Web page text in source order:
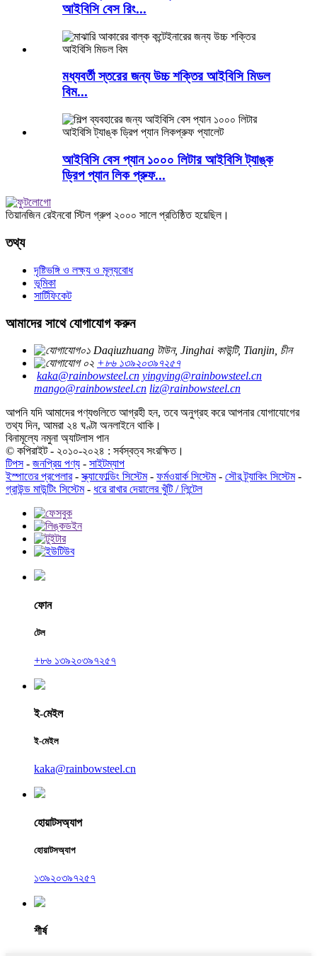
আইবিসি বেস রিং...
মধ্যবর্তী স্তরের জন্য উচ্চ শক্তির আইবিসি মিডল
বিম...
আইবিসি বেস প্যান ১০০০ লিটার আইবিসি ট্যাঙ্ক
ড্রিপ প্যান লিক প্রুফ...
তিয়ানজিন রেইনবো স্টিল গ্রুপ ২০০০ সালে প্রতিষ্ঠিত হয়েছিল।
তথ্য
দৃষ্টিভঙ্গি ও লক্ষ্য ও মূল্যবোধ
ভূমিকা
সার্টিফিকেট
আমাদের সাথে যোগাযোগ করুন
Daqiuzhuang টাউন, Jinghai কাউন্টি, Tianjin, চীন
+৮৬ ১৩৯২০৩৯৭২৫৭
kaka@rainbowsteel.cn yingying@rainbowsteel.cn
mango@rainbowsteel.cn liz@rainbowsteel.cn
আপনি যদি আমাদের পণ্যগুলিতে আগ্রহী হন, তবে অনুগ্রহ করে আপনার যোগাযোগের
তথ্য দিন, আমরা ২৪ ঘণ্টা অনলাইনে থাকি।
বিনামূল্যে নমুনা অ্যাটলাস পান
© কপিরাইট - ২০১০-২০২৪ : সর্বস্বত্ব সংরক্ষিত।
টিপস- জনপ্রিয় পণ্য - সাইটম্যাপ
ইস্পাতের প্রপেলার-স্ক্যাফোল্ডিং সিস্টেম- ফর্মওয়ার্ক সিস্টেম- সৌর ট্র্যাকিং সিস্টেম-
গ্রাউন্ড মাউন্টিং সিস্টেম- ধরে রাখার দেয়ালের খুঁটি / লিন্টেল
ফোন
টেল
+৮৬ ১৩৯২০৩৯৭২৫৭
ই-মেইল
ই-মেইল
kaka@rainbowsteel.cn
হোয়াটসঅ্যাপ
হোয়াটসঅ্যাপ
১৩৯২০৩৯৭২৫৭
শীর্ষ